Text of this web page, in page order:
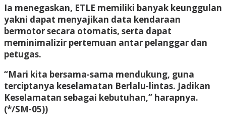
Ia menegaskan, ETLE memiliki banyak keunggulan
yakni dapat menyajikan data kendaraan
bermotor secara otomatis, serta dapat
meminimalizir pertemuan antar pelanggar dan
petugas.
“Mari kita bersama-sama mendukung, guna
terciptanya keselamatan Berlalu-lintas. Jadikan
Keselamatan sebagai kebutuhan,” harapnya.
(*/SM-05))